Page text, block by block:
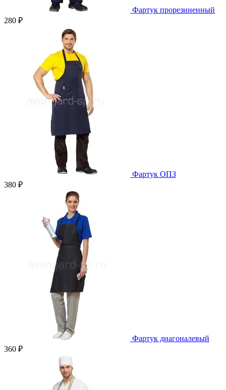
Фартук прорезиненный
280 ₽
Фартук ОПЗ
380 ₽
Фартук диагоналевый
360 ₽